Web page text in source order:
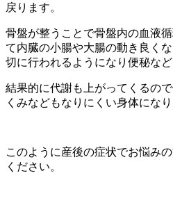
戻ります。
骨盤が整うことで骨盤内の血液
て内臓の小腸や大腸の動き良く
切に行われるようになり便秘な
結果的に代謝も上がってくるの
くみなどもなりにくい身体になり
このように産後の症状でお悩み
ください。